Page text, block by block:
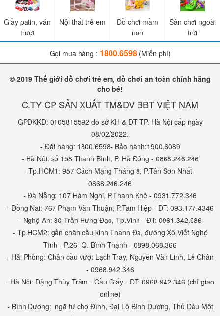
Giầy patin, ván
trượt
Nội thất trẻ em
Đồ chơi mầm
non
Sân chơi ngoài
trời
Gọi mua hàng : 1800.6598(Miễn phí)
© 2019 Thế giới đồ chơi trẻ em, đồ chơi an toàn chính hãng
cho bé!
C.TY CP SẢN XUẤT TM&DV BBT VIỆT NAM
GPDKKD: 0105815592 do sở KH & ĐT TP. Hà Nội cấp ngày
08/02/2022.
- Đặt hàng: 1800.6598- Bảo hành:1900.6089
- Hà Nội: số 158 Thanh Bình, P. Hà Đông - 0868.246.246
- Tp.HCM1: 957 Cách Mạng Tháng 8, P.Tân Sơn Nhất -
0868.246.246
- Đà Nẵng: 107 Hàm Nghi, P.Thanh Khê - 0931.772.346
- Đồng Nai: 767 Phạm Văn Thuận, P.Tam Hiệp - ĐT: 093.177.4346
- Nghệ An: 30 Trần Hưng Đạo, Tp.Vinh - ĐT: 0961.342.986
- Tp.HCM2: gần chân cầu kinh Thanh Đa, đường Xô Viết Nghệ
Tĩnh - P.26- Q. Bình Thạnh - 0898.068.366
- Hải Phòng: Chân cầu vượt Lạch Tray, Nguyễn Văn Linh, Lê Chân
- 0968.942.346
- Hà Nội: Đặng Thùy Trâm - Cầu Giấy - ĐT: 0968.942.346 (chỉ giao
online)
- Bình Dương: ngã tư chợ Đình, Đại Lộ Bình Dương, Thủ Dầu Một